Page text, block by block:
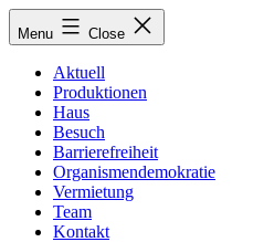
Skip
toMenu Close
Aktuell
Produktionen
Haus
Besuch
Barrierefreiheit
Organismendemokratie
Vermietung
Team
Kontakt